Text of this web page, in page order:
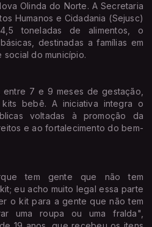
Olinda do Norte. A Secretaria
Humanos e Cidadania (Sejusc)
toneladas de alimentos, o
destinadas a famílias em
do município.
entre 7 e 9 meses de gestação,
kits bebê. A iniciativa integra o
voltadas à promoção da
e ao fortalecimento do bem-
tem gente que não tem
eu acho muito legal essa parte
o kit para a gente que não tem
uma roupa ou uma fralda",